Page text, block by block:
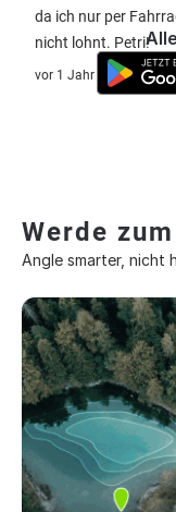
da ich nur per
nicht lohnt. Petri!
vor 1 Jahr
Werde
Angle smarter, nicht